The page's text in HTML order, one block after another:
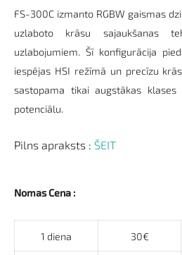
FS-300C izmanto RGBW gaismas
uzlaboto krāsu sajaukšanas
uzlabojumiem. Šī konfigurācija
iespējas HSI režīmā un precīzu
sastopama tikai augstākas
potenciālu.
Pilns apraksts : ŠEIT
Nomas Cena :
1 diena 30€